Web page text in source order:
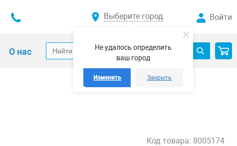
Не удалось определить
ваш город
Изменить Закрыть
Выберите город Войти
О нас
Код товара: 8005174